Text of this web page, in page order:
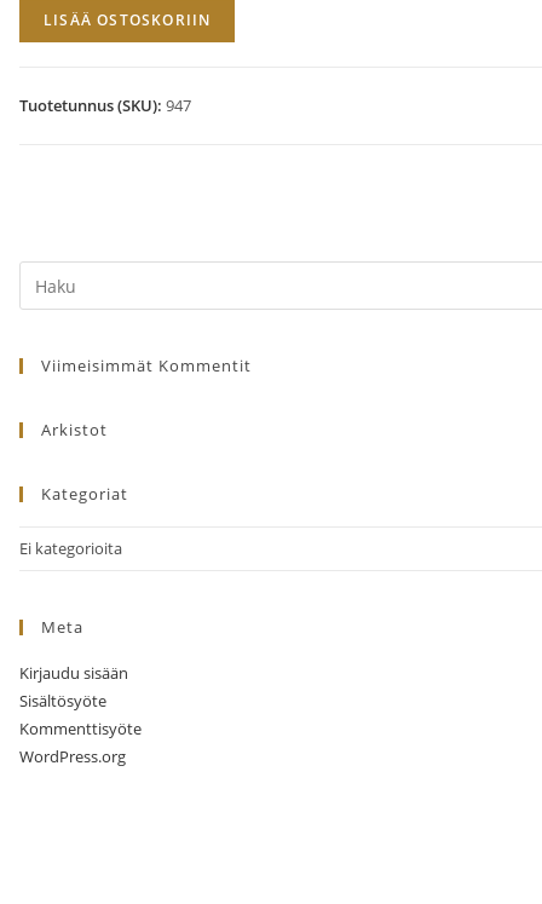
Perussuomalaiset
puoluekokous
15.8
LISÄÄ OSTOSKORIIN
Tuotetunnus (SKU): 947
Search
this
Viimeisimmät Kommentit
Arkistot
Kategoriat
Ei kategorioita
Meta
Kirjaudu sisään
Sisältösyöte
Kommenttisyöte
WordPress.org